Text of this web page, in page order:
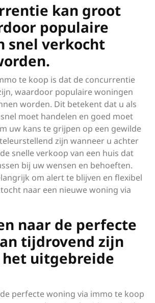
kan groot
populaire
snel verkocht
te koop is dat de concurrentie
waardoor populaire woningen
worden. Dit betekent dat u als
moet handelen en goed moet
uw kans te grijpen op een gewilde
zijn wanneer u achter
snelle verkoop van een huis dat
bij uw wensen en behoeften.
om alert te blijven en flexibel
naar een nieuwe woning via
naar de perfecte
tijdrovend zijn
uitgebreide
perfecte woning via immo te koop